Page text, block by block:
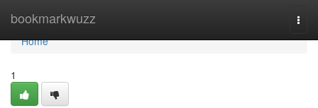
bookmarkwuzz
Home
Home
1